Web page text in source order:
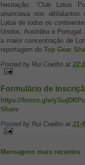
hesitação: “Club Lotus
anunciava nos altifalantes
Lotus de todos os
Unidos, Austrália e
a maior concentração de
reportagem do Top Gear
Posted by Rui Coelho at
Formulário de
https://forms.gle/
Share
Posted by Rui Coelho at
Mensagens mais recentes